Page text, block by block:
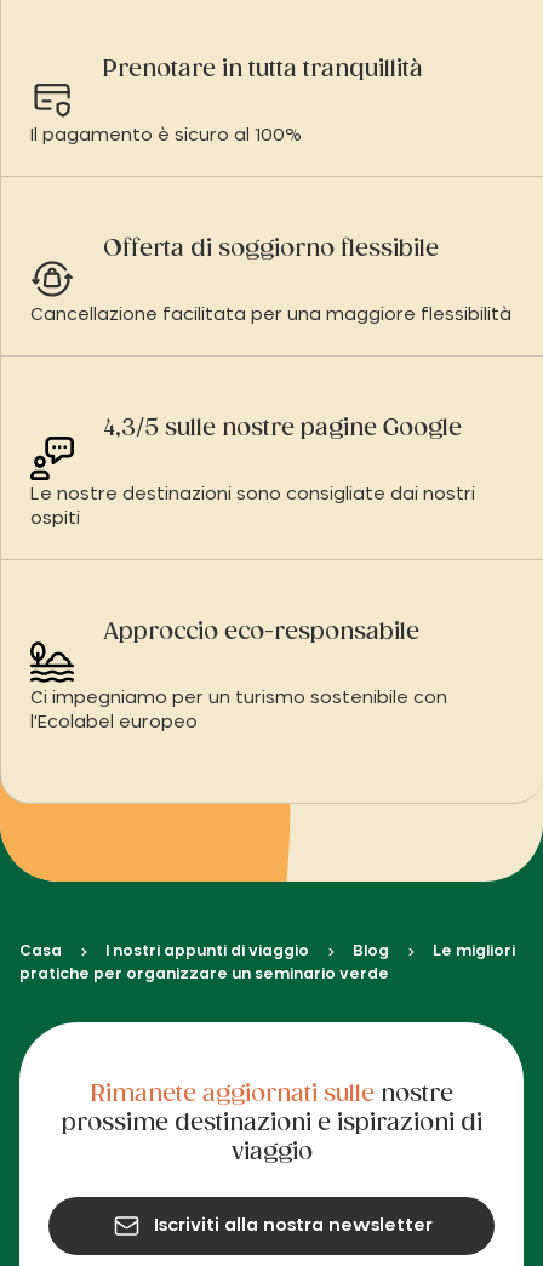
Prenotare in tutta tranquillità
Il pagamento è sicuro al 100%
Offerta di soggiorno flessibile
Cancellazione facilitata per una maggiore flessibilità
4,3/5 sulle nostre pagine Google
Le nostre destinazioni sono consigliate dai nostri
ospiti
Approccio eco-responsabile
Ci impegniamo per un turismo sostenibile con
l'Ecolabel europeo
Casa I nostri appunti di viaggio Blog
Le migliori
pratiche per organizzare un seminario verde
Rimanete aggiornati sullenostre
prossime destinazioni e ispirazioni di
viaggio
Iscriviti alla nostra newsletter